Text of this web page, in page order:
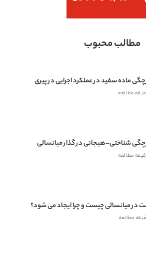
مطالب محبوب
ماده سفید در عملکرد اجرایی در پیری
شناختی–هیجانی در گذار میانسالی
در میانسالی چیست و چرا ایجاد می شود؟